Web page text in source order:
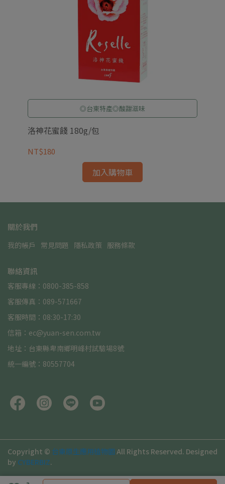
◎台東特產◎酸甜滋味
洛神花蜜餞 180g/包
NT$180
加入購物車
關於我們
我的帳戶 常見問題 隱私政策 服務條款
聯絡資訊
客服專線：0800-385-858
客服傳真：089-571667
客服時間：08:30-17:30
信箱：ec@yuan-sen.com.tw
地址：台東縣卑南鄉明峰村試驗場8號
統一編號：80557704
Copyright © 台東原生應用植物園 All Rights Reserved. Designed
by CYBERBIZ.